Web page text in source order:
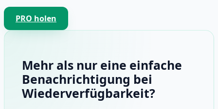
PRO holen
Mehr als nur eine einfache
Benachrichtigung bei
Wiederverfügbarkeit?